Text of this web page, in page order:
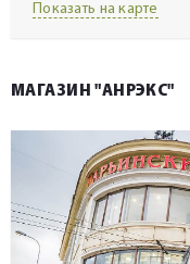
Показать на карте
МАГАЗИН "АНРЭКС"